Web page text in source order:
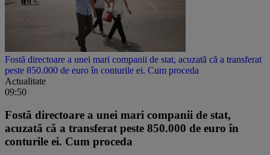
Fostă directoare a unei mari companii de stat, acuzată că a transferat
peste 850.000 de euro în conturile ei. Cum proceda
Actualitate
09:50
Fostă directoare a unei mari companii de stat,
acuzată că a transferat peste 850.000 de euro în
conturile ei. Cum proceda